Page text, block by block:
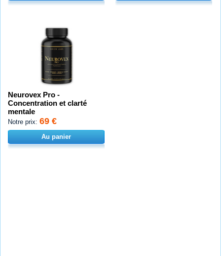
Neurovex Pro -
Concentration et clarté
mentale
Notre prix: 69 €
Au panier